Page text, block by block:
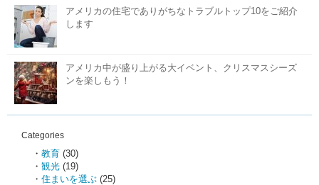
アメリカの住宅でありがちなトラブルトップ10をご紹介
します
アメリカ中が盛り上がる大イベント、クリスマスシーズ
ンを楽しもう！
Categories
教育 (30)
観光 (19)
住まいを選ぶ (25)